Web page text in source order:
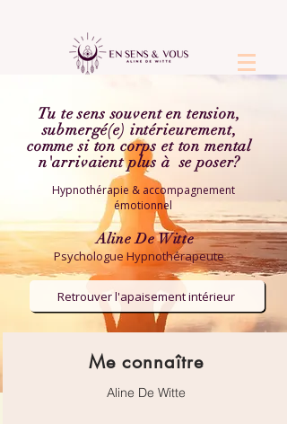
Tu te sens souvent en tension,
submergé(e) intérieurement,
comme si ton corps et ton mental
n'arrivaient plus à se poser?
Hypnothérapie & accompagnement
émotionnel
Aline De Witte
Psychologue Hypnothérapeute
Retrouver l'apaisement intérieur
Me connaître
Aline De Witte